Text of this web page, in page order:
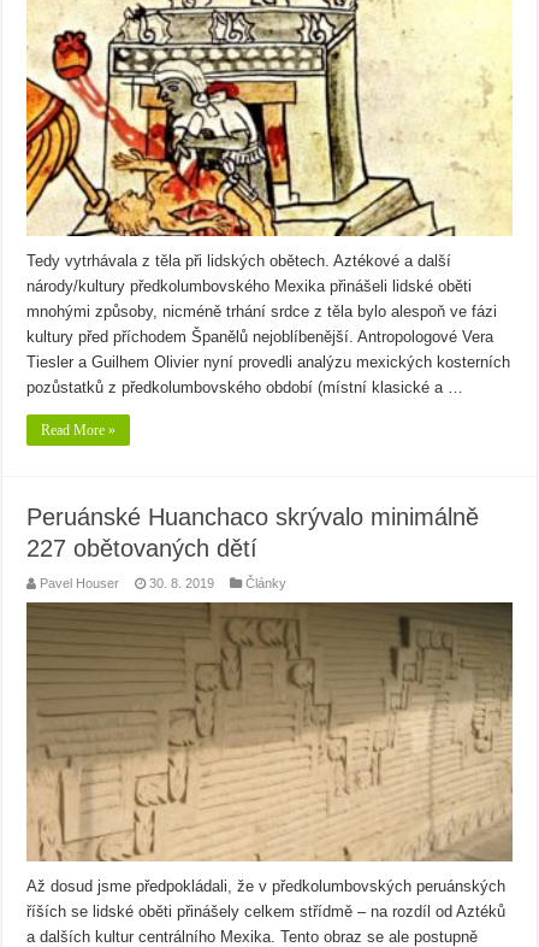
Tedy vytrhávala z těla při lidských obětech. Aztékové a další
národy/kultury předkolumbovského Mexika přinášeli lidské oběti
mnohými způsoby, nicméně trhání srdce z těla bylo alespoň ve fázi
kultury před příchodem Španělů nejoblíbenější. Antropologové Vera
Tiesler a Guilhem Olivier nyní provedli analýzu mexických kosterních
pozůstatků z předkolumbovského období (místní klasické a …
Read More »
Peruánské Huanchaco skrývalo minimálně
227 obětovaných dětí
Pavel Houser 30. 8. 2019 Články
Až dosud jsme předpokládali, že v předkolumbovských peruánských
říších se lidské oběti přinášely celkem střídmě – na rozdíl od Aztéků
a dalších kultur centrálního Mexika. Tento obraz se ale postupně